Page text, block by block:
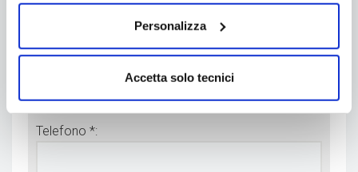
Personalizza
Accetta solo tecnici
Email *:
Telefono *: